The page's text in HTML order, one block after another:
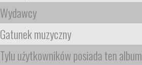
Wydawcy
Gatunek muzyczny
Tylu użytkowników posiada ten album